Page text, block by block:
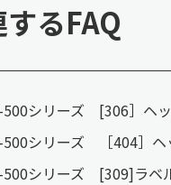
るFAQ
500シリーズ [306］ヘッ
500シリーズ ［404］ヘ
500シリーズ [309]ラベ